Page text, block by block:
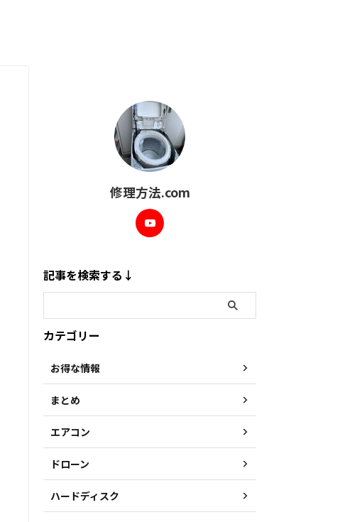
修理方法.com
記事を検索する↓
カテゴリー
お得な情報
まとめ
エアコン
ドローン
ハードディスク